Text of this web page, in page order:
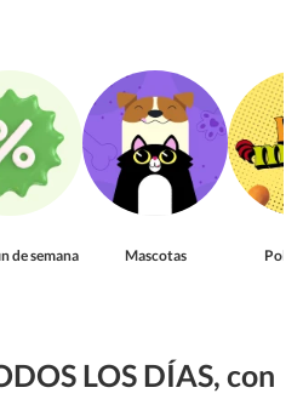
de semana Mascotas
LOS DÍAS, con